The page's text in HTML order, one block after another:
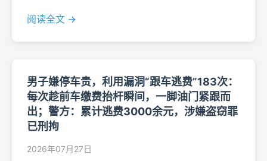
阅读全文 →
男子嫌停车贵，利用漏洞“跟车逃费”183次：
每次趁前车缴费抬杆瞬间，一脚油门紧跟而
出；警方：累计逃费3000余元，涉嫌盗窃罪
已刑拘
2026年07月27日